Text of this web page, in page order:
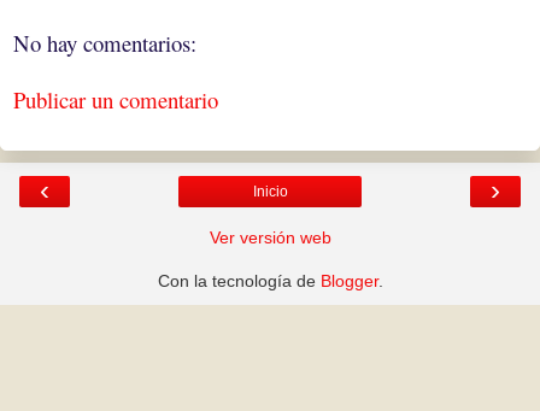
No hay comentarios:
Publicar un comentario
‹ ›
Inicio
Ver versión web
Con la tecnología de Blogger.